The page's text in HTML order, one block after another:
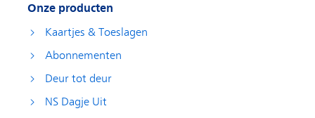
Onze producten
Kaartjes & Toeslagen
Abonnementen
Deur tot deur
NS Dagje Uit